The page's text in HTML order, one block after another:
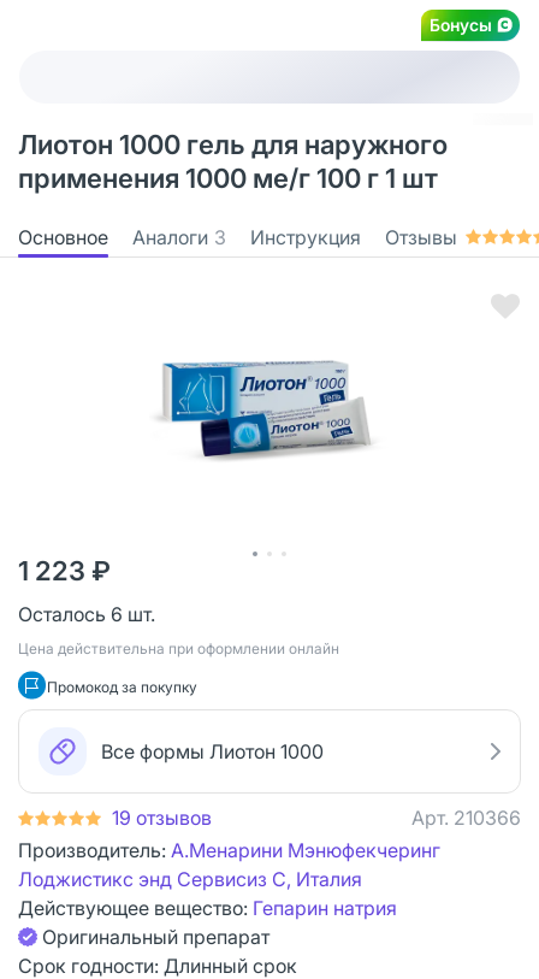
Бонусы
Лиотон 1000 гель для наружного
применения 1000 ме/г 100 г 1 шт
Основное Аналоги 3 Инструкция Отзывы
1 223 ₽
Осталось 6 шт.
Цена действительна при оформлении онлайн
Промокод за покупку
Все формы Лиотон 1000
19 отзывов Арт. 210366
Производитель: А.Менарини Мэнюфекчеринг
Лоджистикс энд Сервисиз С, Италия
Действующее вещество: Гепарин натрия
Оригинальный препарат
Срок годности: Длинный срок